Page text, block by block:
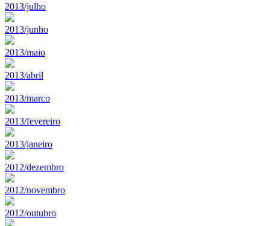
2013/julho
2013/junho
2013/maio
2013/abril
2013/marco
2013/fevereiro
2013/janeiro
2012/dezembro
2012/novembro
2012/outubro